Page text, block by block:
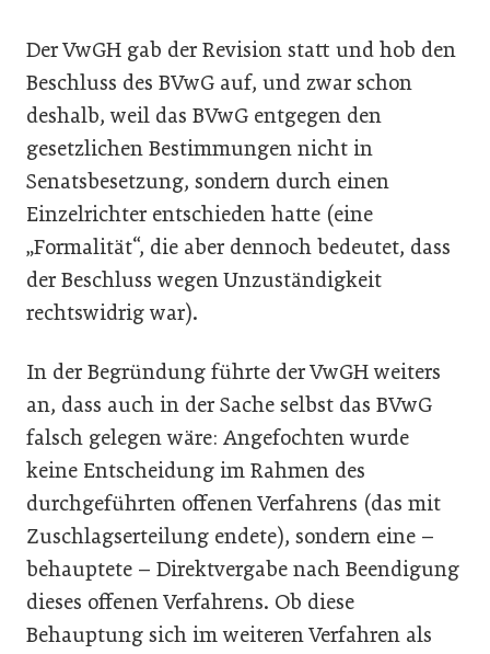
Der VwGH gab der Revision statt und hob den
Beschluss des BVwG auf, und zwar schon
deshalb, weil das BVwG entgegen den
gesetzlichen ­Bestimmungen nicht in
Senatsbesetzung, sondern durch einen
Einzelrichter entschieden hatte (eine
„Formalität“, die aber dennoch bedeutet, dass
der Beschluss wegen Unzuständigkeit
rechtswidrig war).
In der Begründung führte der VwGH weiters
an, dass auch in der Sache selbst das BVwG
falsch gelegen wäre: Angefochten wurde
keine Entscheidung im Rahmen des
durchgeführten offenen Verfahrens (das mit
Zuschlagserteilung endete), sondern eine –
behauptete – Direktvergabe nach Beendigung
dieses offenen Verfahrens. Ob diese
Behauptung sich im weiteren Verfahren als